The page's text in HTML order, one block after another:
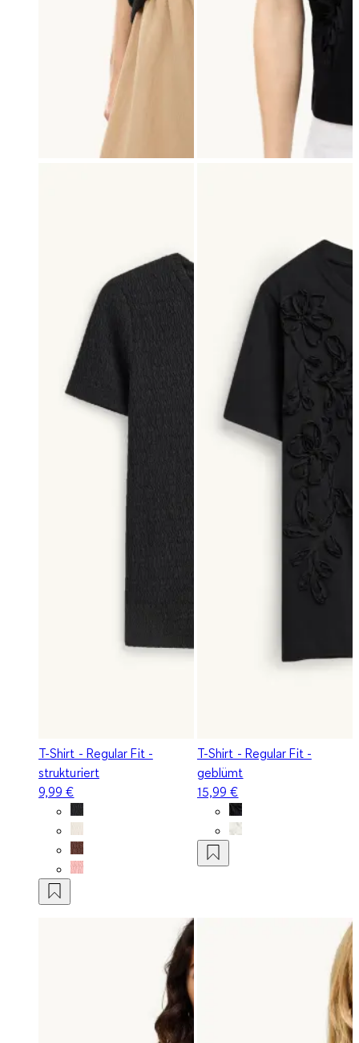
T-Shirt - Regular Fit -
strukturiert
9,99 €
T-Shirt - Regular Fit -
geblümt
15,99 €